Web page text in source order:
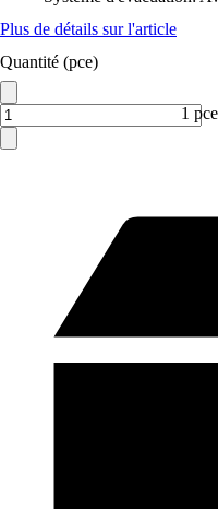
Plus de détails sur l'article
Quantité (pce)
1 pce